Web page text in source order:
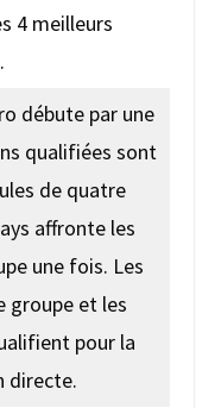
4 meilleurs
débute par une
qualifiées sont
de quatre
affronte les
une fois. Les
groupe et les
pour la
directe.